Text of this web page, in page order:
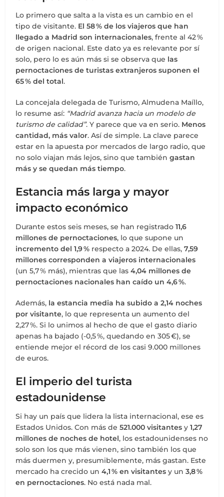
Lo primero que salta a la vista es un cambio en el
tipo de visitante. El 58 % de los viajeros que han
llegado a Madrid son internacionales, frente al 42 %
de origen nacional. Este dato ya es relevante por sí
solo, pero lo es aún más si se observa que las
pernoctaciones de turistas extranjeros suponen el
65 % del total.
La concejala delegada de Turismo, Almudena Maíllo,
lo resume así: “Madrid avanza hacia un modelo de
turismo de calidad”. Y parece que va en serio. Menos
cantidad, más valor. Así de simple. La clave parece
estar en la apuesta por mercados de largo radio, que
no solo viajan más lejos, sino que tambiéngastan
más y se quedan más tiempo.
Estancia más larga y mayor
impacto económico
Durante estos seis meses, se han registrado11,6
millones de pernoctaciones, lo que supone un
incremento del 1,9 % respecto a 2024. De ellas,7,59
millones corresponden a viajeros internacionales
(un 5,7 % más), mientras que las4,04 millones de
pernoctaciones nacionales han caído un 4,6 %.
Además, la estancia media ha subido a 2,14 noches
por visitante, lo que representa un aumento del
2,27 %. Si lo unimos al hecho de que el gasto diario
apenas ha bajado (-0,5 %, quedando en 305 €), se
entiende mejor el récord de los casi 9.000 millones
de euros.
El imperio del turista
estadounidense
Si hay un país que lidera la lista internacional, ese es
Estados Unidos. Con más de521.000 visitantes y1,27
millones de noches de hotel, los estadounidenses no
solo son los que más vienen, sino también los que
más duermen y, presumiblemente, más gastan. Este
mercado ha crecido un4,1 % en visitantes y un3,8 %
en pernoctaciones. No está nada mal.